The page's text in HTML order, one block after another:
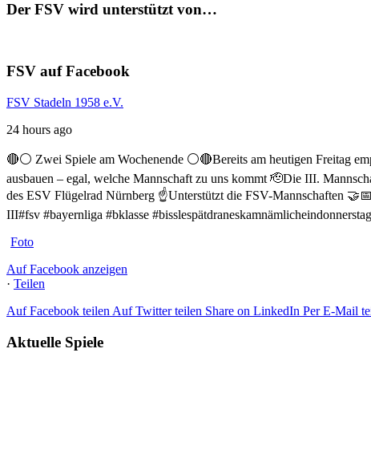
Der FSV wird unterstützt von…
FSV auf Facebook
FSV Stadeln 1958 e.V.
24 hours ago
🔴⚪ Zwei Spiele am Wochenende ⚪️🔴Bereits am heutigen Freitag
ausbauen – egal, welche Mannschaft zu uns kommt 🫡Die III.
des ESV Flügelrad Nürnberg ☝️Unterstützt die FSV-Mannschaften 🤝
III#fsv #bayernliga #bklasse
Foto
Auf Facebook anzeigen
· Teilen
Auf Facebook teilen Auf Twitter teilen Share on LinkedIn Per E-Mail
Aktuelle Spiele